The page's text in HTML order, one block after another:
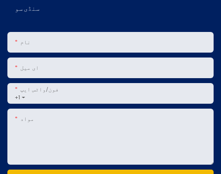
سنڈی سو
نام
ای میل
+1
فون/واٹس ایپ
مواد